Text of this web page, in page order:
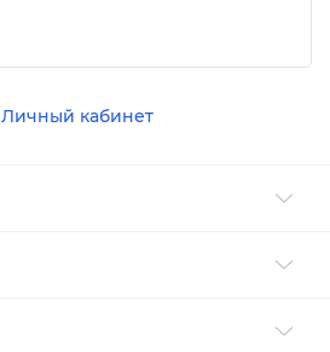
Личный кабинет